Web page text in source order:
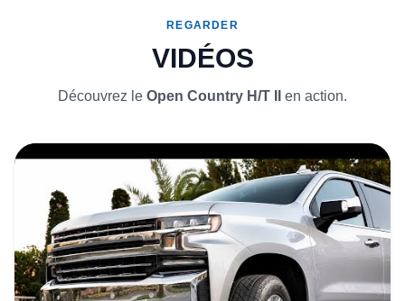
REGARDER
VIDÉOS
Découvrez le Open Country H/T II en action.